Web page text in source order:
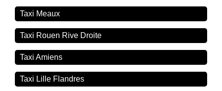
Taxi Meaux
Taxi Rouen Rive Droite
Taxi Amiens
Taxi Lille Flandres